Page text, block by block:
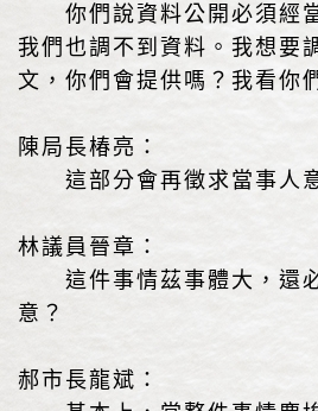
你們說資料公開必須經當
我們也調不到資料。我想要
文，你們會提供嗎？我看你
陳局長椿亮：
這部分會再徵求當事人意
林議員晉章：
這件事情茲事體大，還必
意？
郝市長龍斌：